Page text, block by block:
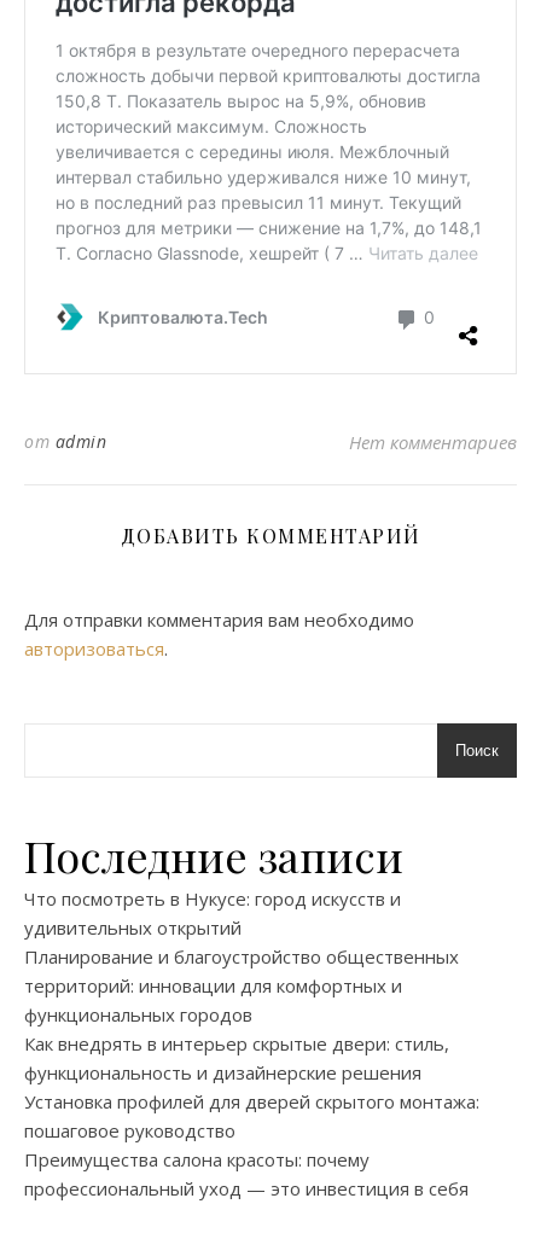
от admin Нет комментариев
ДОБАВИТЬ КОММЕНТАРИЙ
Для отправки комментария вам необходимо
авторизоваться.
Поиск
Последние записи
Что посмотреть в Нукусе: город искусств и
удивительных открытий
Планирование и благоустройство общественных
территорий: инновации для комфортных и
функциональных городов
Как внедрять в интерьер скрытые двери: стиль,
функциональность и дизайнерские решения
Установка профилей для дверей скрытого монтажа:
пошаговое руководство
Преимущества салона красоты: почему
профессиональный уход — это инвестиция в себя